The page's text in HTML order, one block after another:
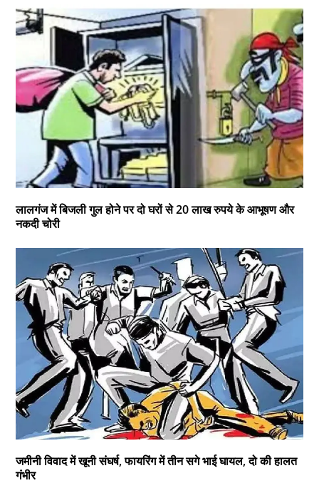
लालगंज में बिजली गुल होने पर दो घरों से 20 लाख रुपये के आभूषण और
नकदी चोरी
जमीनी विवाद में खूनी संघर्ष, फायरिंग में तीन सगे भाई घायल, दो की हालत
गंभीर